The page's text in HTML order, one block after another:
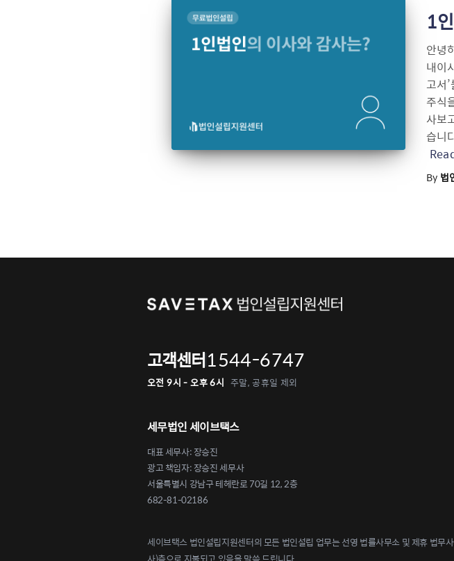
1
안녕
내이
고서
주식
사보
습니
By 법
고객센터1544-6747
오전 9시 - 오후 6시 주말, 공휴일 제외
세무법인 세이브택스
대표 세무사: 장승진
광고 책임자: 장승진 세무사
서울특별시 강남구 테헤란로 70길 12, 2층
682-81-02186
세이브택스 법인설립지원센터의 모든 법인설립 업무는 선영 법률사무소 및 제휴 법